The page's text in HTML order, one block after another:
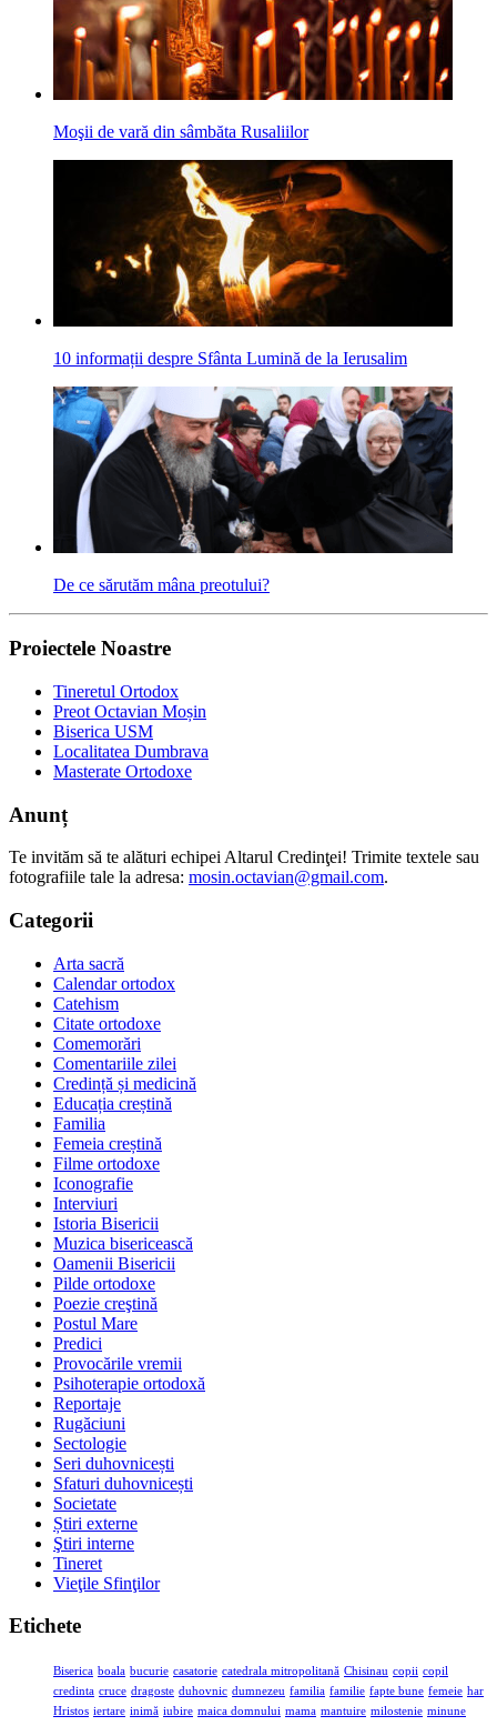
Moşii de vară din sâmbăta Rusaliilor
10 informații despre Sfânta Lumină de la Ierusalim
De ce sărutăm mâna preotului?
Proiectele Noastre
Tineretul Ortodox
Preot Octavian Moșin
Biserica USM
Localitatea Dumbrava
Masterate Ortodoxe
Anunț
Te invităm să te alături echipei Altarul Credinţei! Trimite textele sau
fotografiile tale la adresa: mosin.octavian@gmail.com.
Categorii
Arta sacră
Calendar ortodox
Catehism
Citate ortodoxe
Comemorări
Comentariile zilei
Credință și medicină
Educația creștină
Familia
Femeia creștină
Filme ortodoxe
Iconografie
Interviuri
Istoria Bisericii
Muzica bisericească
Oamenii Bisericii
Pilde ortodoxe
Poezie creştină
Postul Mare
Predici
Provocările vremii
Psihoterapie ortodoxă
Reportaje
Rugăciuni
Sectologie
Seri duhovnicești
Sfaturi duhovnicești
Societate
Știri externe
Ştiri interne
Tineret
Vieţile Sfinţilor
Etichete
Biserica boala bucurie casatorie catedrala mitropolitană Chisinau copii copil
credinta cruce dragoste duhovnic dumnezeu familia familie fapte bune femeie har
Hristos iertare inimă iubire maica domnului mama mantuire milostenie minune